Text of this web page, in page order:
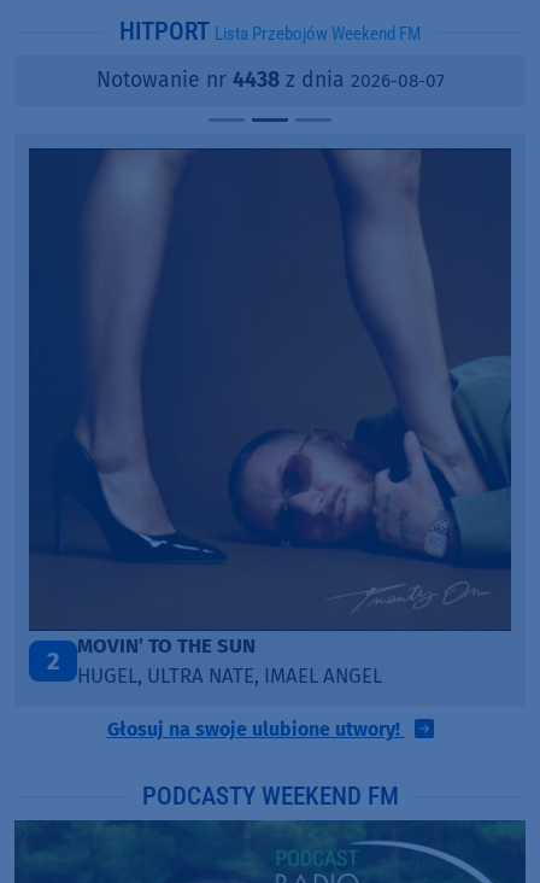
HITPORT Lista Przebojów Weekend FM
Notowanie nr 4438z dnia 2026-08-07
3
LEGENDARY LOVERS (SAVE ME)
KATY PERRY & CHIEF KEEF
Głosuj na swoje ulubione utwory!
PODCASTY WEEKEND FM